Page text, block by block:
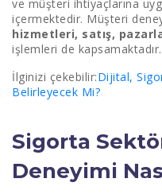
ve müşteri ihtiyaçlarına
içermektedir. Müşteri
hizmetleri, satış,
işlemleri de kapsamaktadır.
İlginizi çekebilir:Dijital,
Belirleyecek Mi?
Sigorta
Deneyimi